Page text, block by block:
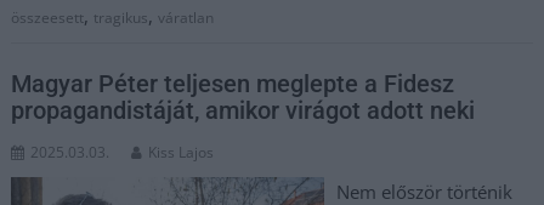
összeesett, tragikus,váratlan
Magyar Péter teljesen meglepte a Fidesz
propagandistáját, amikor virágot adott neki
2025.03.03. Kiss Lajos
Nem először történik